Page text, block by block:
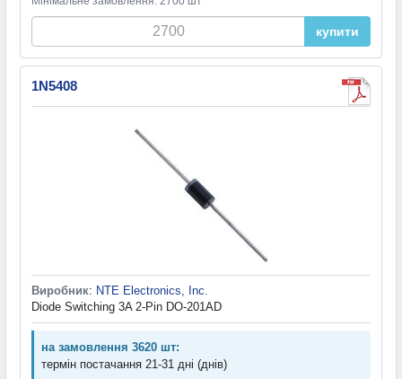
купити
1N5408
Виробник: NTE Electronics, Inc.
Diode Switching 3A 2-Pin DO-201AD
на замовлення 3620 шт:
термін постачання 21-31 дні (днів)